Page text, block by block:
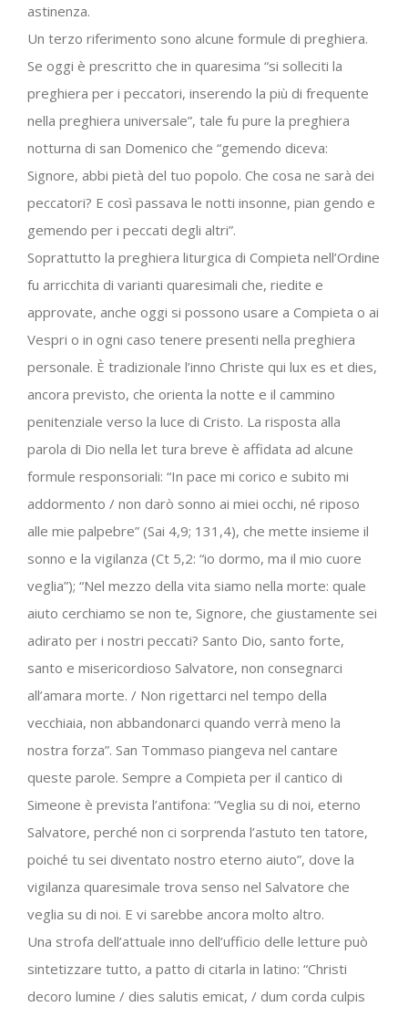
astinenza.
Un terzo riferimento sono alcune formule di preghiera.
Se oggi è prescritto che in quaresima “si solleciti la
preghiera per i peccatori, inserendo la più di frequente
nella preghiera universale”, tale fu pure la preghiera
notturna di san Domenico che “gemendo diceva:
Signore, abbi pietà del tuo popolo. Che cosa ne sarà dei
peccatori? E così passava le notti insonne, pian gendo e
gemendo per i peccati degli altri”.
Soprattutto la preghiera liturgica di Compieta nell’Ordine
fu arricchita di varianti quaresimali che, riedite e
approvate, anche oggi si possono usare a Compieta o ai
Vespri o in ogni caso tenere presenti nella preghiera
personale. È tradizionale l’inno Christe qui lux es et dies,
ancora previsto, che orienta la notte e il cammino
penitenziale verso la luce di Cristo. La risposta alla
parola di Dio nella let tura breve è affidata ad alcune
formule responsoriali: “In pace mi corico e subito mi
addormento / non darò sonno ai miei occhi, né riposo
alle mie palpebre” (Sai 4,9; 131,4), che mette insieme il
sonno e la vigilanza (Ct 5,2: “io dormo, ma il mio cuore
veglia”); “Nel mezzo della vita siamo nella morte: quale
aiuto cerchiamo se non te, Signore, che giustamente sei
adirato per i nostri peccati? Santo Dio, santo forte,
santo e misericordioso Salvatore, non consegnarci
all’amara morte. / Non rigettarci nel tempo della
vecchiaia, non abbandonarci quando verrà meno la
nostra forza”. San Tommaso piangeva nel cantare
queste parole. Sempre a Compieta per il cantico di
Simeone è prevista l’antifona: “Veglia su di noi, eterno
Salvatore, perché non ci sorprenda l’astuto ten tatore,
poiché tu sei diventato nostro eterno aiuto”, dove la
vigilanza quaresimale trova senso nel Salvatore che
veglia su di noi. E vi sarebbe ancora molto altro.
Una strofa dell’attuale inno dell’ufficio delle letture può
sintetizzare tutto, a patto di citarla in latino: “Christi
decoro lumine / dies salutis emicat, / dum corda culpis